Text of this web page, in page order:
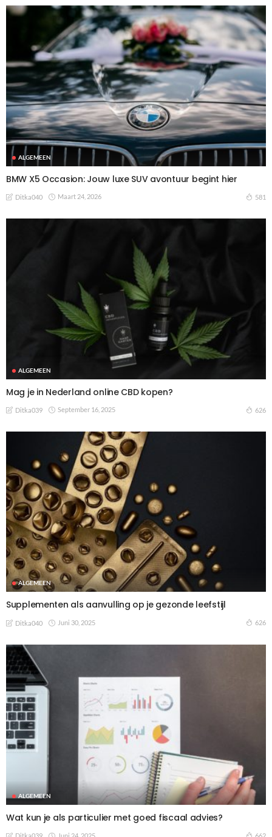
ALGEMEEN
BMW X5 Occasion: Jouw luxe SUV avontuur begint hier
Ditka040 Maart 24, 2026 581
ALGEMEEN
Mag je in Nederland online CBD kopen?
Ditka039 September 16, 2025 626
ALGEMEEN
Supplementen als aanvulling op je gezonde leefstijl
Ditka040 Juni 30, 2025 626
ALGEMEEN
Wat kun je als particulier met goed fiscaal advies?
Juni 24, 2025